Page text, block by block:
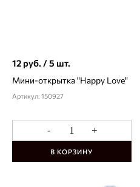
12 руб. / 5 шт.
Мини-открытка "Happy Love"
Артикул: 150927
- +
В КОРЗИНУ